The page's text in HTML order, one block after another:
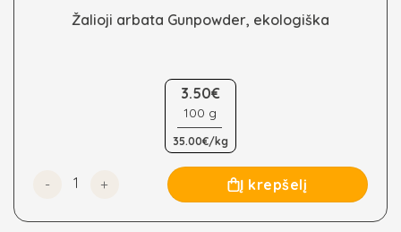
Žalioji arbata Gunpowder, ekologiška
This
product
has
multiple
variants.
The
options
be
3.50€
100 g
35.00€/kg
produkto kiekis: Žalioji arbata Gunpowder, ekologiška
Į krepšelį